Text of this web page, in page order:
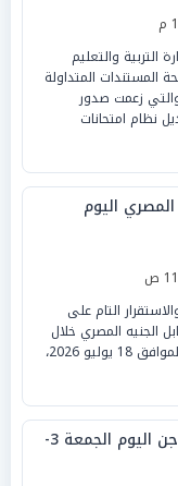
والتعليم
المستندات المتداولة
زعمت صدور
نظام امتحانات
اليوم
التام على
الجنيه المصري خلال
التداولات الجارية اليوم السبت، الموافق 18 يوليو 2026،
أسعار الفراخ ببورصة الدواجن اليوم الجمعة 3-